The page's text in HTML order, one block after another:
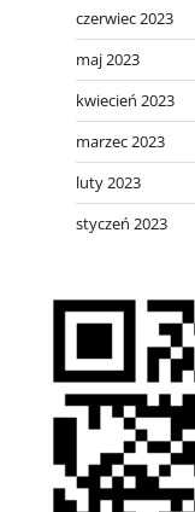
czerwiec 2023
maj 2023
kwiecień 2023
marzec 2023
luty 2023
styczeń 2023